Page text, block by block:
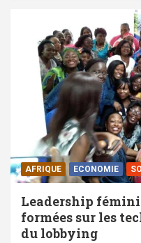
AFRIQUE ECONOMIE
Leadership
formées sur les
du lobbying